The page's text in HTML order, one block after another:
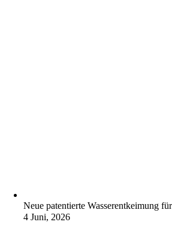
Neue patentierte Wasserentkeimung
4 Juni, 2026